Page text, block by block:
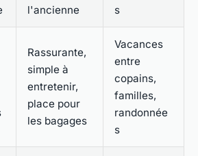
l'ancienne
s
Rassurante,
simple à
entretenir,
place pour
les bagages
Vacances
entre
copains,
familles,
randonnée
s